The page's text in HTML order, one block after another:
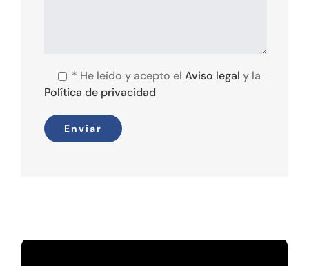
* He leído y acepto el Aviso legal y la
Política de privacidad